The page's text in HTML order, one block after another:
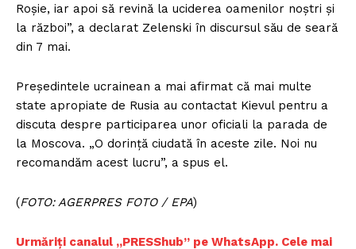
Roșie, iar apoi să revină la uciderea oamenilor noștri și
la război”, a declarat Zelenski în discursul său de seară
din 7 mai.
Președintele ucrainean a mai afirmat că mai multe
state apropiate de Rusia au contactat Kievul pentru a
discuta despre participarea unor oficiali la parada de
la Moscova. „O dorință ciudată în aceste zile. Noi nu
recomandăm acest lucru”, a spus el.
(FOTO: AGERPRES FOTO / EPA)
Urmăriți canalul „PRESShub” pe WhatsApp. Cele mai